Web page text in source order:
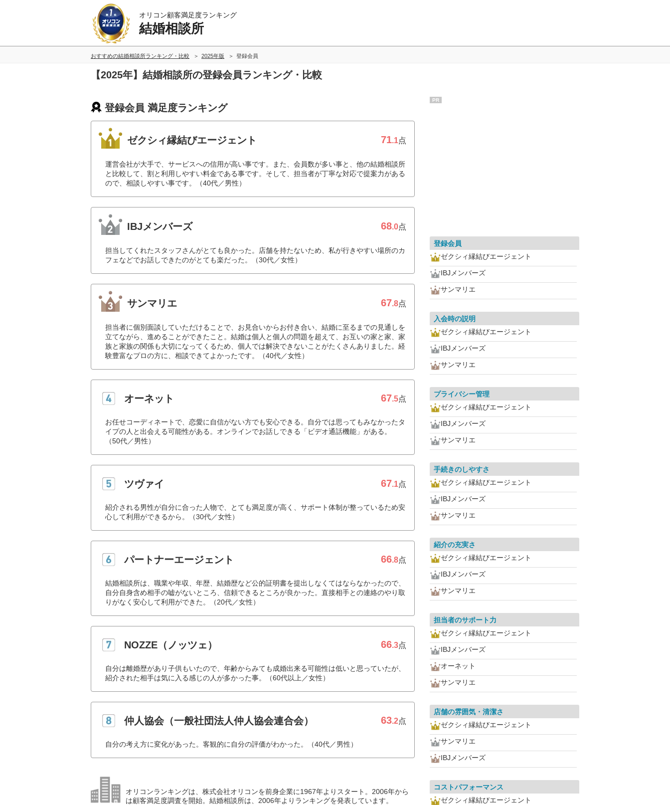
オリコン顧客満足度ランキング
結婚相談所
おすすめの結婚相談所ランキング・比較 2025年版 登録会員
【2025年】結婚相談所の登録会員ランキング・比較
登録会員 満足度ランキング
ゼクシィ縁結びエージェント 71.1点
運営会社が大手で、サービスへの信用が高い事です。また、会員数が多い事と、他の結婚相談所
と比較して、割と利用しやすい料金である事です。そして、担当者が丁寧な対応で提案力がある
ので、相談しやすい事です。（40代／男性）
IBJメンバーズ 68.0点
担当してくれたスタッフさんがとても良かった。店舗を持たないため、私が行きやすい場所のカ
フェなどでお話しできたのがとても楽だった。（30代／女性）
サンマリエ 67.8点
担当者に個別面談していただけることで、お見合いからお付き合い、結婚に至るまでの見通しを
立てながら、進めることができたこと。結婚は個人と個人の問題を超えて、お互いの家と家、家
族と家族の関係も大切になってくるため、個人では解決できないことがたくさんありました。経
験豊富なプロの方に、相談できてよかったです。（40代／女性）
オーネット 67.5点
お任せコーディネートで、恋愛に自信がない方でも安心できる。自分では思ってもみなかったタ
イプの人と出会える可能性がある。オンラインでお話しできる「ビデオ通話機能」がある。
（50代／男性）
ツヴァイ 67.1点
紹介される男性が自分に合った人物で、とても満足度が高く、サポート体制が整っているため安
心して利用ができるから。（30代／女性）
パートナーエージェント 66.8点
結婚相談所は、職業や年収、年歴、結婚歴など公的証明書を提出しなくてはならなかったので、
自分自身含め相手の嘘がないところ、信頼できるところが良かった。直接相手との連絡のやり取
りがなく安心して利用ができた。（20代／女性）
NOZZE（ノッツェ） 66.3点
自分は離婚歴があり子供もいたので、年齢からみても成婚出来る可能性は低いと思っていたが、
紹介された相手は気に入る感じの人が多かった事。（60代以上／女性）
仲人協会（一般社団法人仲人協会連合会） 63.2点
自分の考え方に変化があった。客観的に自分の評価がわかった。（40代／男性）
オリコンランキングは、株式会社オリコンを前身企業に1967年よりスタート。2006年から
は顧客満足度調査を開始。結婚相談所は、2006年よりランキングを発表しています。
PR
登録会員
ゼクシィ縁結びエージェント
IBJメンバーズ
サンマリエ
入会時の説明
ゼクシィ縁結びエージェント
IBJメンバーズ
サンマリエ
プライバシー管理
ゼクシィ縁結びエージェント
IBJメンバーズ
サンマリエ
手続きのしやすさ
ゼクシィ縁結びエージェント
IBJメンバーズ
サンマリエ
紹介の充実さ
ゼクシィ縁結びエージェント
IBJメンバーズ
サンマリエ
担当者のサポート力
ゼクシィ縁結びエージェント
IBJメンバーズ
オーネット
サンマリエ
店舗の雰囲気・清潔さ
ゼクシィ縁結びエージェント
サンマリエ
IBJメンバーズ
コストパフォーマンス
ゼクシィ縁結びエージェント